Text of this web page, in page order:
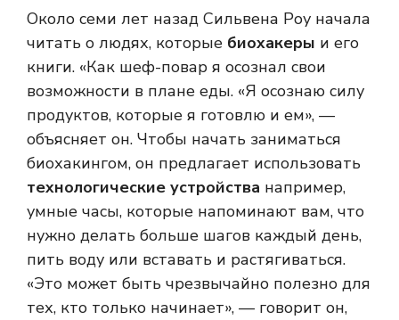
Около семи лет назад Сильвена Роу начала
читать о людях, которые биохакеры и его
книги. «Как шеф-повар я осознал свои
возможности в плане еды. «Я осознаю силу
продуктов, которые я готовлю и ем», —
объясняет он. Чтобы начать заниматься
биохакингом, он предлагает использовать
технологические устройства например,
умные часы, которые напоминают вам, что
нужно делать больше шагов каждый день,
пить воду или вставать и растягиваться.
«Это может быть чрезвычайно полезно для
тех, кто только начинает», — говорит он,